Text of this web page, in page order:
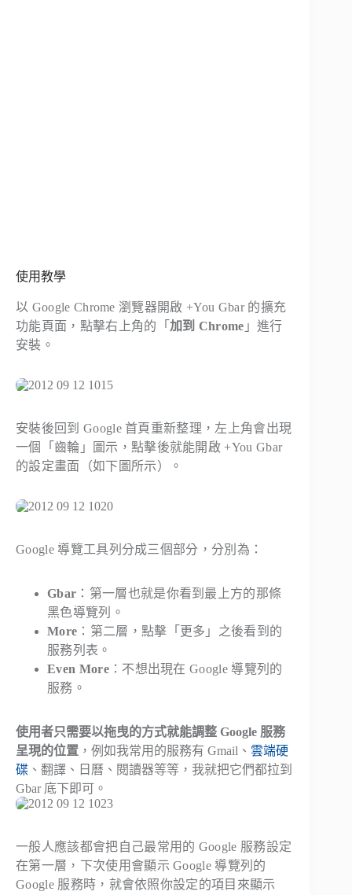
使用教學
以 Google Chrome 瀏覽器開啟 +You Gbar 的擴充
功能頁面，點擊右上角的「 加到 Chrome 」進行
安裝。
安裝後回到 Google 首頁重新整理，左上角會出現
一個「齒輪」圖示，點擊後就能開啟 +You Gbar
的設定畫面（如下圖所示）。
Google 導覽工具列分成三個部分，分別為：
Gbar ：第一層也就是你看到最上方的那條
黑色導覽列。
More ：第二層，點擊「更多」之後看到的
服務列表。
Even More：不想出現在 Google 導覽列的
服務。
使用者只需要以拖曳的方式就能調整 Google 服務
呈現的位置 ，例如我常用的服務有 Gmail、 雲端硬
碟 、翻譯、日曆、閱讀器等等，我就把它們都拉到
Gbar 底下即可。
一般人應該都會把自己最常用的 Google 服務設定
在第一層，下次使用會顯示 Google 導覽列的
Google 服務時，就會依照你設定的項目來顯示